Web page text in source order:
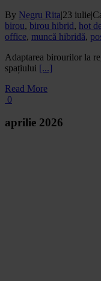
By Negru Rita|23 iulie|
birou, birou hibrid, hot
office, muncă hibridă,
Adaptarea birourilor la
spațiului [...]
Read More
0
aprilie 2026